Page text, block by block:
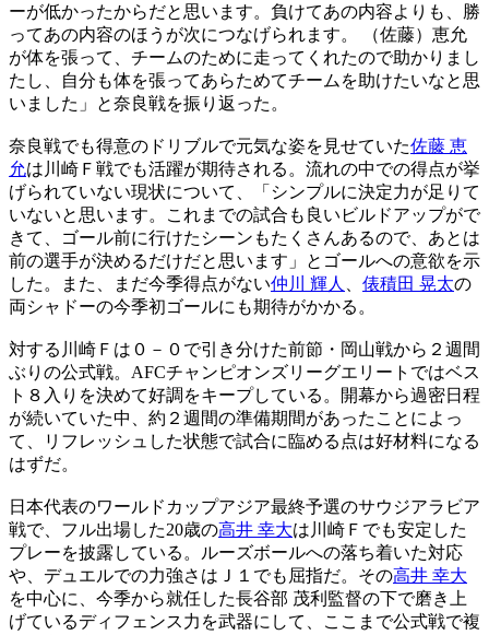
ーが低かったからだと思います。負けてあの内容よりも、勝
ってあの内容のほうが次につなげられます。 （佐藤）恵允
が体を張って、チームのために走ってくれたので助かりまし
たし、自分も体を張ってあらためてチームを助けたいなと思
いました」と奈良戦を振り返った。
奈良戦でも得意のドリブルで元気な姿を見せていた佐藤 恵
允は川崎Ｆ戦でも活躍が期待される。流れの中での得点が挙
げられていない現状について、「シンプルに決定力が足りて
いないと思います。これまでの試合も良いビルドアップがで
きて、ゴール前に行けたシーンもたくさんあるので、あとは
前の選手が決めるだけだと思います」とゴールへの意欲を示
した。また、まだ今季得点がない仲川 輝人 俵積田 晃太の
両シャドーの今季初ゴールにも期待がかかる。
対する川崎Ｆは０－０で引き分けた前節・岡山戦から２週間
ぶりの公式戦。AFCチャンピオンズリーグエリートではベス
ト８入りを決めて好調をキープしている。開幕から過密日程
が続いていた中、約２週間の準備期間があったことによっ
て、リフレッシュした状態で試合に臨める点は好材料になる
はずだ。
日本代表のワールドカップアジア最終予選のサウジアラビア
戦で、フル出場した20歳の高井 幸大は川崎Ｆでも安定した
プレーを披露している。ルーズボールへの落ち着いた対応
や、デュエルでの力強さはＪ１でも屈指だ。その高井 幸大
を中心に、今季から就任した長谷部 茂利監督の下で磨き上
げているディフェンス力を武器にして、ここまで公式戦で複